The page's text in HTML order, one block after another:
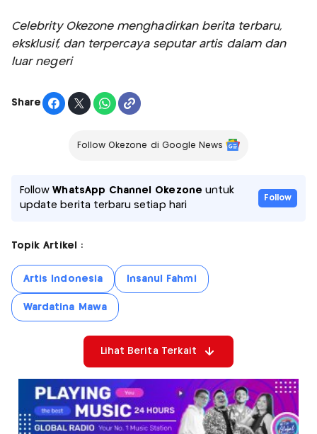
Celebrity Okezone menghadirkan berita terbaru,
eksklusif, dan terpercaya seputar artis dalam dan
luar negeri
Share
Follow Okezone di Google News
FollowWhatsApp Channel Okezone untuk
update berita terbaru setiap hari
Follow
Topik Artikel :
Artis Indonesia Insanul Fahmi
Wardatina Mawa
Lihat Berita Terkait